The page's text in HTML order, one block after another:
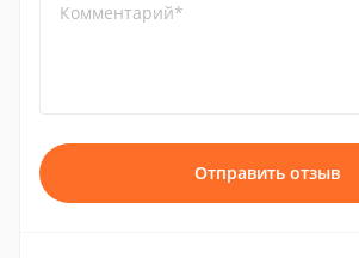
Комментарий*
Отправить отзыв